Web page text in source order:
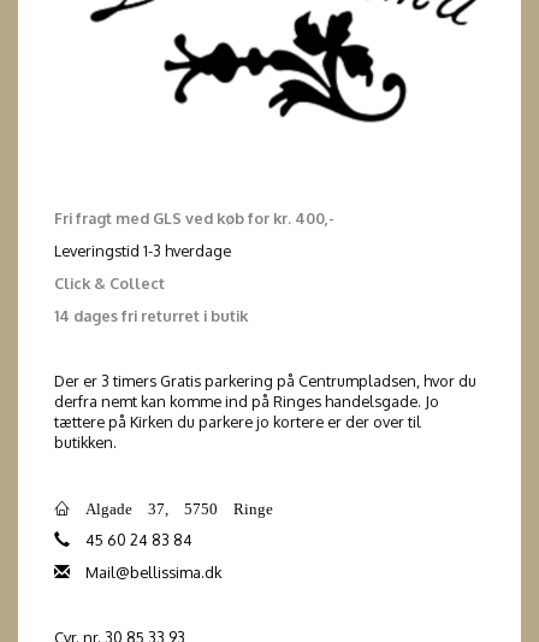
Fri fragt med GLS ved køb for kr. 400,-
Leveringstid 1-3 hverdage
Click & Collect
14 dages fri returret i butik
Der er 3 timers Gratis parkering på Centrumpladsen, hvor du
derfra nemt kan komme ind på Ringes handelsgade. Jo
tættere på Kirken du parkere jo kortere er der over til
butikken.
Algade 37, 5750 Ringe
45 60 24 83 84
Mail@bellissima.dk
Cvr. nr. 30 85 33 93